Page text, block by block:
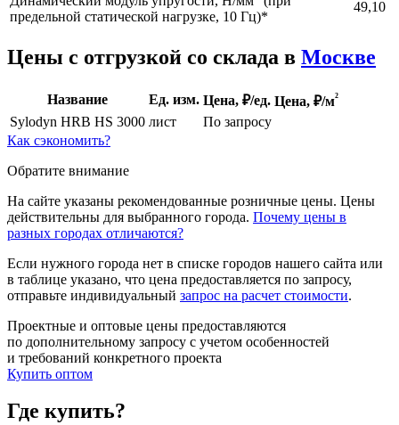
предельной статической нагрузке, 10 Гц)*
49,10
Цены с отгрузкой со склада в Москве
Название Ед. изм. Цена, ₽/ед. Цена, ₽/м²
Sylodyn HRB HS 3000 лист
По запросу
Как сэкономить?
Обратите внимание
На сайте указаны рекомендованные розничные цены. Цены
действительны для выбранного города. Почему цены в
разных городах отличаются?
Если нужного города нет в списке городов нашего сайта или
в таблице указано, что цена предоставляется по запросу,
отправьте индивидуальный запрос на расчет стоимости.
Проектные и оптовые цены предоставляются
по дополнительному запросу с учетом особенностей
и требований конкретного проекта
Купить оптом
Где купить?